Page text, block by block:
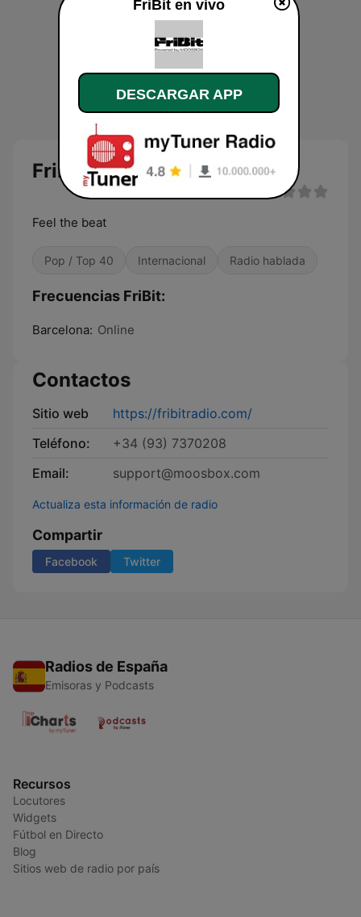
FriBit en directo
Feel the beat
Pop / Top 40 Internacional Radio hablada
Frecuencias FriBit:
Barcelona: Online
Contactos
Sitio web
https://fribitradio.com/
Teléfono:
+34 (93) 7370208
Email:
support@moosbox.com
Actualiza esta información de radio
Compartir
Facebook Twitter
Radios de España
Emisoras y Podcasts
Recursos
Locutores
Widgets
Fútbol en Directo
Blog
Sitios web de radio por país
FriBit en vivo
DESCARGAR APP